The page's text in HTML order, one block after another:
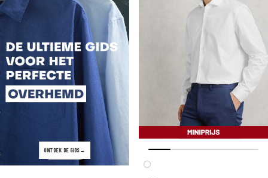
ONTDEK DE GIDS
Vorige afbeelding
Volgende beeld